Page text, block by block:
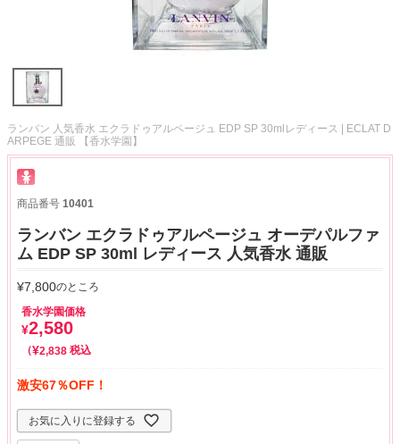
ランバン 人気香水 エクラドゥアルページュ EDP SP 30mlレディース | ECLAT D
ARPEGE 通販 【香水学園】
商品番号 10401
ランバン エクラドゥアルページュ オーデパルファ
ム EDP SP 30ml レディース 人気香水 通販
¥7,800のところ
香水学園価格
¥2,580
¥2,838 税込
激安67％OFF！
お気に入りに登録する